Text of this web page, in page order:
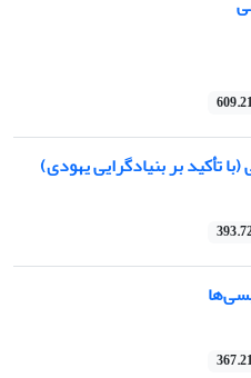
تأکید بر بنیادگرایی یهودی)